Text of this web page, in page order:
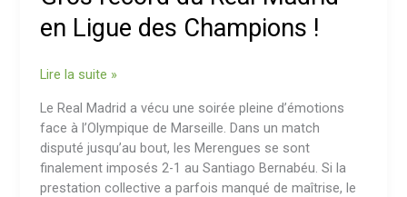
en Ligue des Champions !
Madrid
en
des
Champions
!
Lire la suite »
Le Real Madrid a vécu une soirée pleine d’émotions
face à l’Olympique de Marseille. Dans un match
disputé jusqu’au bout, les Merengues se sont
finalement imposés 2-1 au Santiago Bernabéu. Si la
prestation collective a parfois manqué de maîtrise, le